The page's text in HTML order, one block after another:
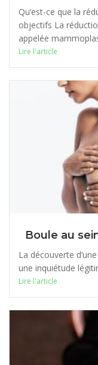
Qu’est-ce que la
objectifs La
appelée
Lire l'article
Boule au
La découverte
une inquiétude
Lire l'article